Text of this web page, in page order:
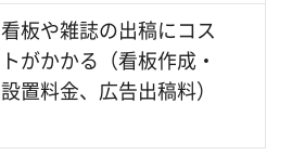
看板や雑誌の出稿にコス
トがかかる（看板作成・
設置料金、広告出稿料）